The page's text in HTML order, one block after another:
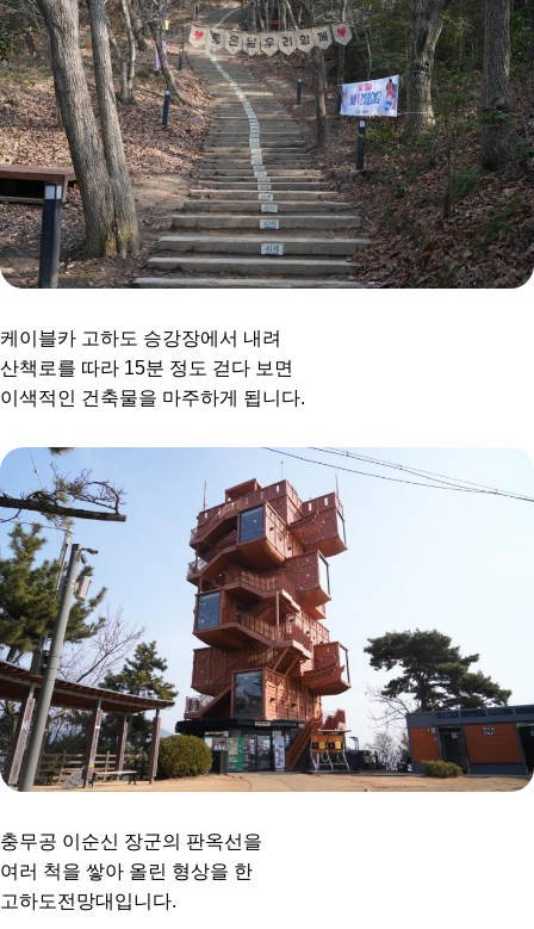
케이블카 고하도 승강장에서 내려
산책로를 따라 15분 정도 걷다 보면
이색적인 건축물을 마주하게 됩니다.
충무공 이순신 장군의 판옥선을
여러 척을 쌓아 올린 형상을 한
고하도전망대입니다.